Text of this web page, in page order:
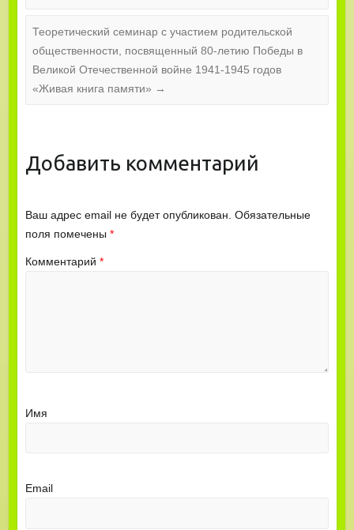
Теоретический семинар с участием родительской
общественности, посвященный 80-летию Победы в
Великой Отечественной войне 1941-1945 годов
«Живая книга памяти» →
Добавить комментарий
Ваш адрес email не будет опубликован. Обязательные
поля помечены *
Комментарий *
Имя
Email